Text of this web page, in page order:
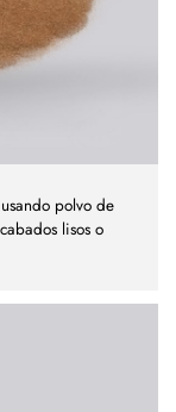
polvo de
lisos o